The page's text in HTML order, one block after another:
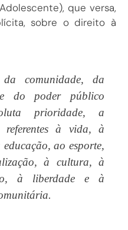
que versa,
sobre o direito à
comunidade, da
do poder público
prioridade, a
referentes à vida, à
ao esporte,
à cultura, à
à liberdade e à